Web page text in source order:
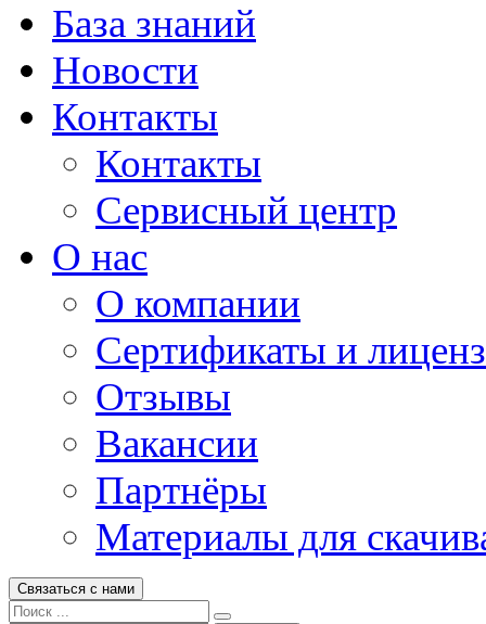
База знаний
Новости
Контакты
Контакты
Сервисный центр
О нас
О компании
Сертификаты и
Отзывы
Вакансии
Партнёры
Материалы для
Связаться с нами